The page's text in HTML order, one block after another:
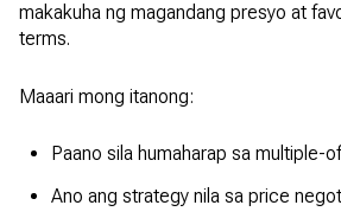
makakuha ng magandang presyo at
terms.
Maaari mong itanong:
Paano sila humaharap sa multiple-
Ano ang strategy nila sa price